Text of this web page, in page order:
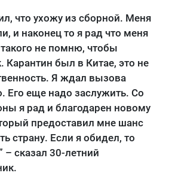
что ухожу из сборной. Меня
и наконец то я рад что меня
не помню, чтобы
Карантин был в Китае, это не
Я ждал вызова
Его еще надо заслужить. Со
я рад и благодарен новому
предоставил мне шанс
страну. Если я обидел, то
– сказал 30-летний